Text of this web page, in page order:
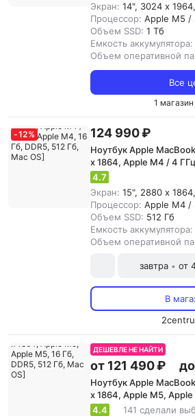
Экран: 14", 3024 x
Процессор: Apple M5 /
Объем SSD: 1 Тб
Емкость аккумулятора:
Объем оперативной
Все
1 магазин
-12% 124 990 ₽
Ноутбук Apple
x 1864, Apple M4 / 4
DDR5, 512 Гб, Mac OS]
4.7
Экран: 15", 2880 x
Процессор: Apple M4 /
Объем SSD: 512 Гб
Емкость аккумулятора:
Объем оперативной
завтра • от
В
2centru
ДЕШЕВЛЕ НЕ НАЙТИ
от 121 490 ₽
Ноутбук Apple
x 1864, Apple M5, Apple
Гб, Mac OS]
4.4
141 сделали